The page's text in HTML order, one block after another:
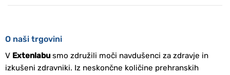
O naši trgovini
V Extenlabusmo združili moči navdušenci za zdravje in
izkušeni zdravniki. Iz neskončne količine prehranskih